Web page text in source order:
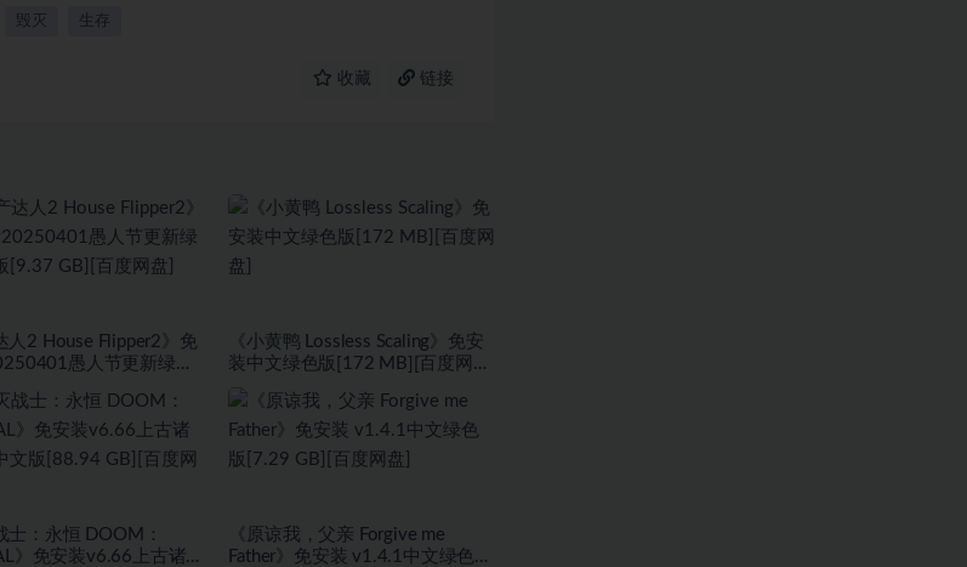
毁灭 生存
收藏 链接
人2 House Flipper2》免
愚人节更新绿色
《小黄鸭 Lossless Scaling》免安
装中文绿色版[172 MB][百度网
士：永恒 DOOM：
》免安装v6.66上古诸神
《原谅我，父亲 Forgive me
Father》免安装 v1.4.1中文绿色版